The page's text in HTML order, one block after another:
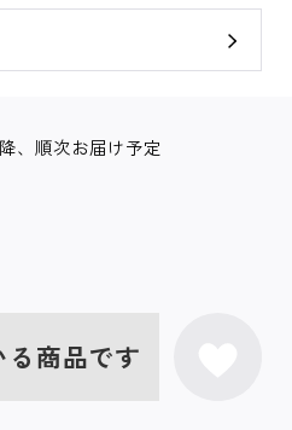
、順次お届け予定
商品です